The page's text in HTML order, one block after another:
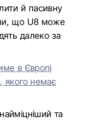
й пасивну
що U8 може
далеко за
в Європі
якого немає
та